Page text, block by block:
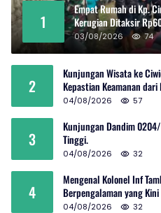
1
Empat Rumah di Kp.
Kerugian Ditaksir
03/08/2026 74
2
Kunjungan Wisata ke
Kepastian Keamanan
04/08/2026 57
3
Kunjungan Dandim
Tinggi.
04/08/2026 32
4
Mengenal Kolonel Inf
Berpengalaman yang
04/08/2026 32